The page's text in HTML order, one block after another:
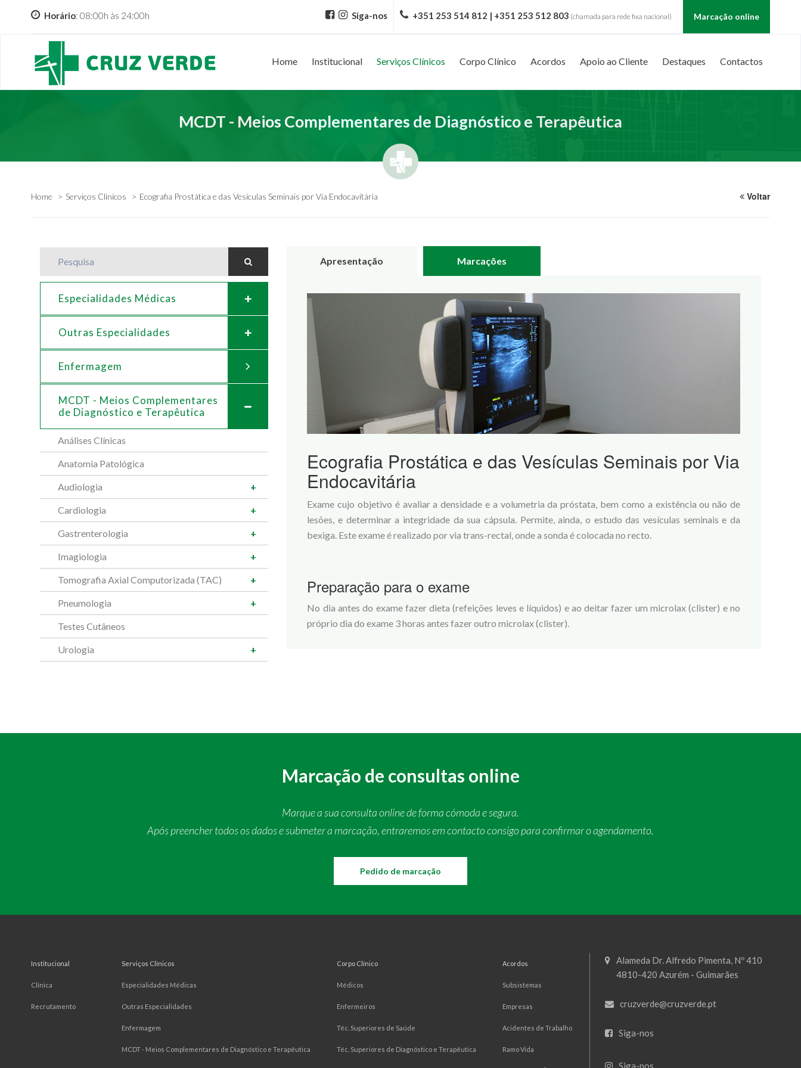
Horário: 08:00h às 24:00h Siga-nos +351 253 514 812 | +351 253 512 803 (chamada para rede fixa nacional) Marcação online
Home Institucional Serviços Clínicos Corpo Clínico Acordos Apoio ao Cliente Destaques Contactos
MCDT - Meios Complementares de Diagnóstico e Terapêutica
Home Serviços Clínicos Ecografia Prostática e das Vesículas Seminais por Via Endocavitária Voltar
Especialidades Médicas
Outras Especialidades
Enfermagem
MCDT - Meios Complementares
de Diagnóstico e Terapêutica
Análises Clínicas
Anatomia Patológica
Audiologia
Cardiologia
Gastrenterologia
Imagiologia
Tomografia Axial Computorizada (TAC)
Pneumologia
Testes Cutâneos
Urologia
Apresentação Marcações
Ecografia Prostática e das Vesículas Seminais por Via
Endocavitária
Exame cujo objetivo é avaliar a densidade e a volumetria da próstata, bem como a existência ou não de
lesões, e determinar a integridade da sua cápsula. Permite, ainda, o estudo das vesículas seminais e da
bexiga. Este exame é realizado por via trans-rectal, onde a sonda é colocada no recto.
Preparação para o exame
No dia antes do exame fazer dieta (refeições leves e líquidos) e ao deitar fazer um microlax (clister) e no
próprio dia do exame 3 horas antes fazer outro microlax (clister).
Marcação de consultas online
Marque a sua consulta online de forma cómoda e segura.
Após preencher todos os dados e submeter a marcação, entraremos em contacto consigo para confirmar o agendamento.
Pedido de marcação
Institucional
Clínica
Recrutamento
Serviços Clínicos
Especialidades Médicas
Outras Especialidades
Enfermagem
MCDT - Meios Complementares de Diagnóstico e Terapêutica
Corpo Clínico
Médicos
Enfermeiros
Téc. Superiores de Saúde
Téc. Superiores de Diagnóstico e Terapêutica
Acordos
Subsistemas
Empresas
Acidentes de Trabalho
Ramo Vida
Alameda Dr. Alfredo Pimenta, Nº 410
4810-420 Azurém - Guimarães
cruzverde@cruzverde.pt
Siga-nos
Siga-nos